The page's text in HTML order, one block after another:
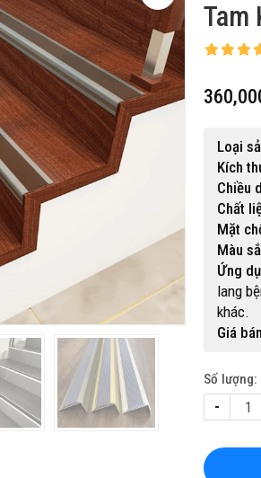
Tam
Loại
Kích
Chiều
Chất
Mặt
Màu
Ứng
lang
khác.
Giá
Số lượng:
-